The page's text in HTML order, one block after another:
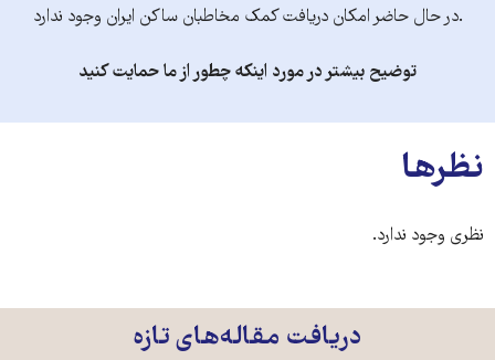
.در حال حاضر امکان دریافت کمک مخاطبان ساکن ایران وجود ندارد
توضیح بیشتر در مورد اینکه چطور از ما حمایت کنید
نظرها
نظری وجود ندارد.
دریافت مقاله‌های تازه